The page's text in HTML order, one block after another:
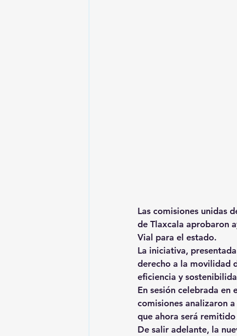
Las comisiones unidas
de Tlaxcala aprobaron
Vial para el estado.
La iniciativa,
derecho a la movilidad
eficiencia y
En sesión celebrada en
comisiones analizaron
que ahora será
De salir adelante, la